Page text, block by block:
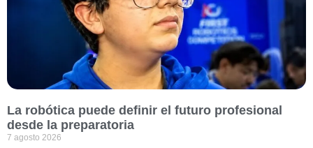
La robótica puede definir el futuro profesional
desde la preparatoria
7 agosto 2026